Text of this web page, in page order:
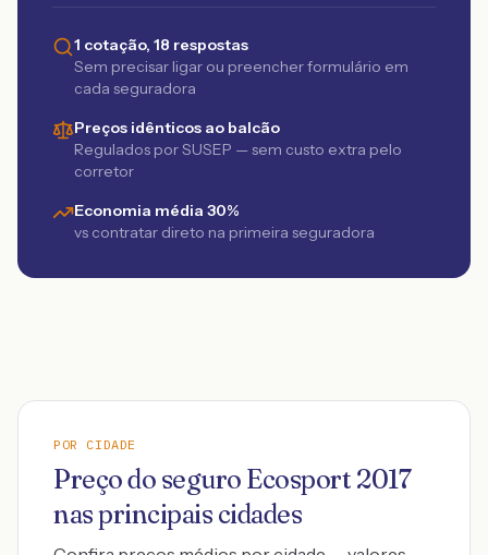
1 cotação, 18 respostas
Sem precisar ligar ou preencher formulário em
cada seguradora
Preços idênticos ao balcão
Regulados por SUSEP — sem custo extra pelo
corretor
Economia média 30%
vs contratar direto na primeira seguradora
POR CIDADE
Preço do seguro Ecosport 2017
nas principais cidades